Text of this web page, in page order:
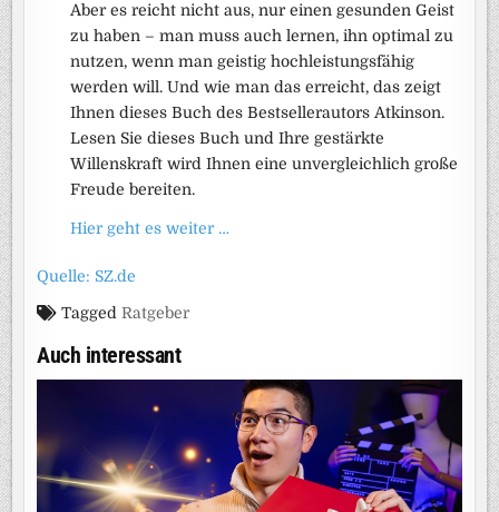
Aber es reicht nicht aus, nur einen gesunden Geist
zu haben – man muss auch lernen, ihn optimal zu
nutzen, wenn man geistig hochleistungsfähig
werden will. Und wie man das erreicht, das zeigt
Ihnen dieses Buch des Bestsellerautors Atkinson.
Lesen Sie dieses Buch und Ihre gestärkte
Willenskraft wird Ihnen eine unvergleichlich große
Freude bereiten.
Hier geht es weiter …
Quelle: SZ.de
TaggedRatgeber
Auch interessant